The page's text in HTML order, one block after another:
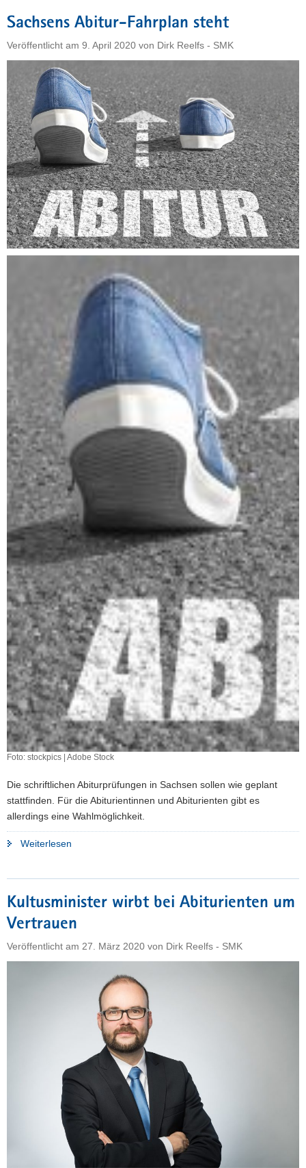
leicht
angehoben"
Sachsens Abitur-Fahrplan steht
Veröffentlicht am 9. April 2020 von Dirk Reelfs - SMK
Foto: stockpics | Adobe Stock
Die schriftlichen Abiturprüfungen in Sachsen sollen wie geplant
stattfinden. Für die Abiturientinnen und Abiturienten gibt es
allerdings eine Wahlmöglichkeit.
Weiterlesen
Kultusminister wirbt bei Abiturienten um
Vertrauen
Veröffentlicht am 27. März 2020 von Dirk Reelfs - SMK